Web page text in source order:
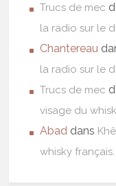
Trucs de mec
la radio sur le
Chantereau
la radio sur le
Trucs de mec
visage du
Abad dans
whisky français.